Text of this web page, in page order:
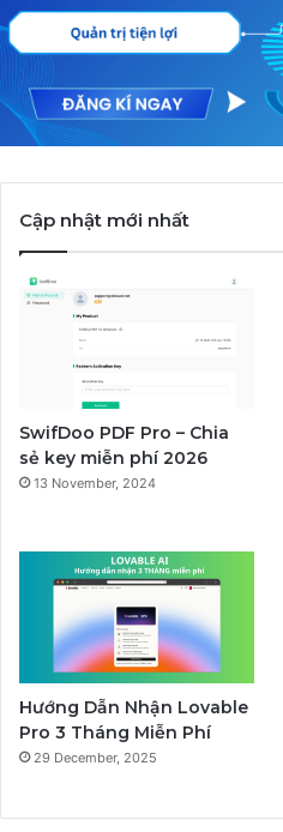
Cập nhật mới nhất
SwifDoo PDF Pro – Chia
sẻ key miễn phí 2026
13 November, 2024
Hướng Dẫn Nhận Lovable
Pro 3 Tháng Miễn Phí
29 December, 2025